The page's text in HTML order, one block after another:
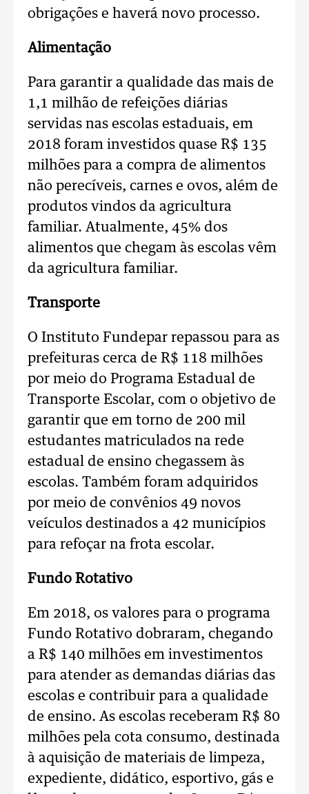
obrigações e haverá novo processo.
Alimentação
Para garantir a qualidade das mais de
1,1 milhão de refeições diárias
servidas nas escolas estaduais, em
2018 foram investidos quase R$ 135
milhões para a compra de alimentos
não perecíveis, carnes e ovos, além de
produtos vindos da agricultura
familiar. Atualmente, 45% dos
alimentos que chegam às escolas vêm
da agricultura familiar.
Transporte
O Instituto Fundepar repassou para as
prefeituras cerca de R$ 118 milhões
por meio do Programa Estadual de
Transporte Escolar, com o objetivo de
garantir que em torno de 200 mil
estudantes matriculados na rede
estadual de ensino chegassem às
escolas. Também foram adquiridos
por meio de convênios 49 novos
veículos destinados a 42 municípios
para refoçar na frota escolar.
Fundo Rotativo
Em 2018, os valores para o programa
Fundo Rotativo dobraram, chegando
a R$ 140 milhões em investimentos
para atender as demandas diárias das
escolas e contribuir para a qualidade
de ensino. As escolas receberam R$ 80
milhões pela cota consumo, destinada
à aquisição de materiais de limpeza,
expediente, didático, esportivo, gás e